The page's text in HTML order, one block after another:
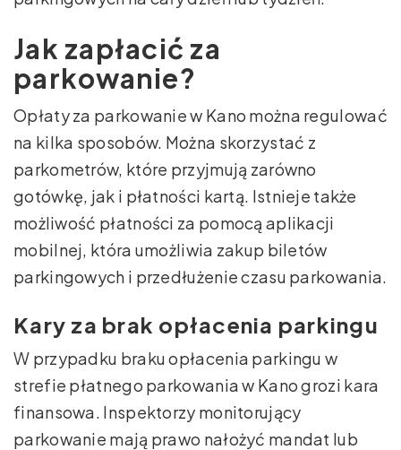
Jak zapłacić za
parkowanie?
Opłaty za parkowanie w Kano można regulować
na kilka sposobów. Można skorzystać z
parkometrów, które przyjmują zarówno
gotówkę, jak i płatności kartą. Istnieje także
możliwość płatności za pomocą aplikacji
mobilnej, która umożliwia zakup biletów
parkingowych i przedłużenie czasu parkowania.
Kary za brak opłacenia parkingu
W przypadku braku opłacenia parkingu w
strefie płatnego parkowania w Kano grozi kara
finansowa. Inspektorzy monitorujący
parkowanie mają prawo nałożyć mandat lub